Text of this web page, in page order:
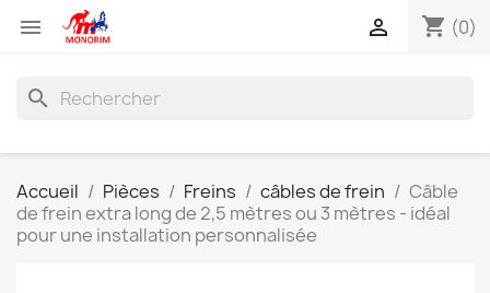
 shopping_cart (0)

search
Accueil Pièces Freins câbles de frein
Câble
de frein extra long de 2,5 mètres ou 3 mètres - idéal
pour une installation personnalisée